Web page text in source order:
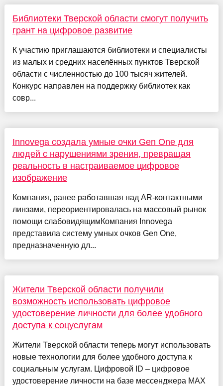
Библиотеки Тверской области смогут получить
грант на цифровое развитие
К участию приглашаются библиотеки и специалисты
из малых и средних населённых пунктов Тверской
области с численностью до 100 тысяч жителей.
Конкурс направлен на поддержку библиотек как
совр...
Innovega создала умные очки Gen One для
людей с нарушениями зрения, превращая
реальность в настраиваемое цифровое
изображение
Компания, ранее работавшая над AR-контактными
линзами, переориентировалась на массовый рынок
помощи слабовидящимКомпания Innovega
представила систему умных очков Gen One,
предназначенную дл...
Жители Тверской области получили
возможность использовать цифровое
удостоверение личности для более удобного
доступа к соцуслугам
Жители Тверской области теперь могут использовать
новые технологии для более удобного доступа к
социальным услугам. Цифровой ID – цифровое
удостоверение личности на базе мессенджера MAX